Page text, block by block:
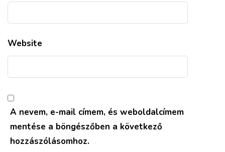
Website
A nevem, e-mail címem, és weboldalcímem
mentése a böngészőben a következő
hozzászólásomhoz.